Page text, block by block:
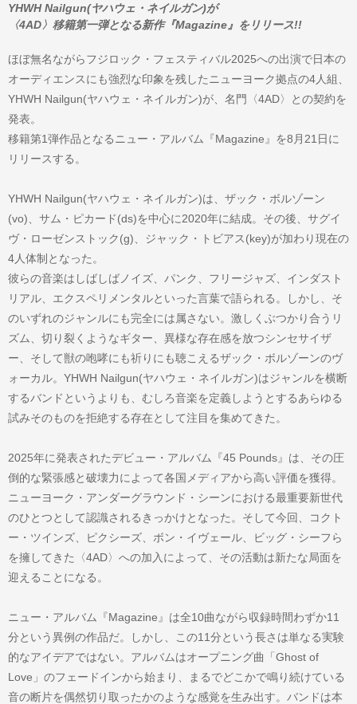
YHWH Nailgun(ヤハウェ・ネイルガン)が
〈4AD〉移籍第一弾となる新作『Magazine』をリリース!!
ほぼ無名ながらフジロック・フェスティバル2025への出演で日本の
オーディエンスにも強烈な印象を残したニューヨーク拠点の4人組、
YHWH Nailgun(ヤハウェ・ネイルガン)が、名門〈4AD〉との契約を
発表。
移籍第1弾作品となるニュー・アルバム『Magazine』を8月21日に
リリースする。
YHWH Nailgun(ヤハウェ・ネイルガン)は、ザック・ボルゾーン
(vo)、サム・ピカード(ds)を中心に2020年に結成。その後、サグイ
ヴ・ローゼンストック(g)、ジャック・トビアス(key)が加わり現在の
4人体制となった。
彼らの音楽はしばしばノイズ、パンク、フリージャズ、インダスト
リアル、エクスペリメンタルといった言葉で語られる。しかし、そ
のいずれのジャンルにも完全には属さない。激しくぶつかり合うリ
ズム、切り裂くようなギター、異様な存在感を放つシンセサイザ
ー、そして獣の咆哮にも祈りにも聴こえるザック・ボルゾーンのヴ
ォーカル。YHWH Nailgun(ヤハウェ・ネイルガン)はジャンルを横断
するバンドというよりも、むしろ音楽を定義しようとするあらゆる
試みそのものを拒絶する存在として注目を集めてきた。
2025年に発表されたデビュー・アルバム『45 Pounds』は、その圧
倒的な緊張感と破壊力によって各国メディアから高い評価を獲得。
ニューヨーク・アンダーグラウンド・シーンにおける最重要新世代
のひとつとして認識されるきっかけとなった。そして今回、コクト
ー・ツインズ、ピクシーズ、ボン・イヴェール、ビッグ・シーフら
を擁してきた〈4AD〉への加入によって、その活動は新たな局面を
迎えることになる。
ニュー・アルバム『Magazine』は全10曲ながら収録時間わずか11
分という異例の作品だ。しかし、この11分という長さは単なる実験
的なアイデアではない。アルバムはオープニング曲「Ghost of
Love」のフェードインから始まり、まるでどこかで鳴り続けている
音の断片を偶然切り取ったかのような感覚を生み出す。バンドは本